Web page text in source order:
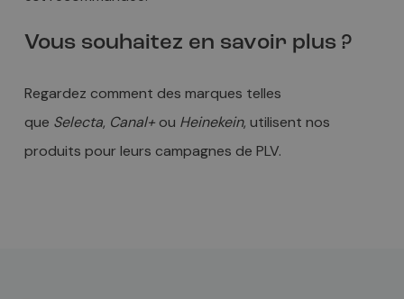
Vous souhaitez en savoir plus ?
Regardez comment des marques telles
que Selecta, Canal+ ou Heinekein, utilisent nos
produits pour leurs campagnes de PLV.